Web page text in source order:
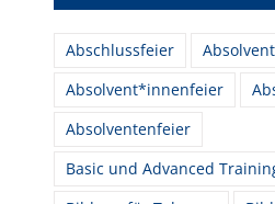
Abschlussfeier
Absolvent*innenfeier
Absolventenfeier
Basic und Advanced